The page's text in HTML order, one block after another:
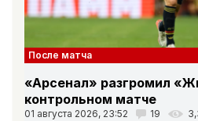
После матча
«Арсенал» разгромил
контрольном матче
01 августа 2026, 23:52 19